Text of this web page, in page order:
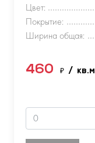
Цвет:
Покрытие:
Ширина общая:
460 ₽ / кв.м